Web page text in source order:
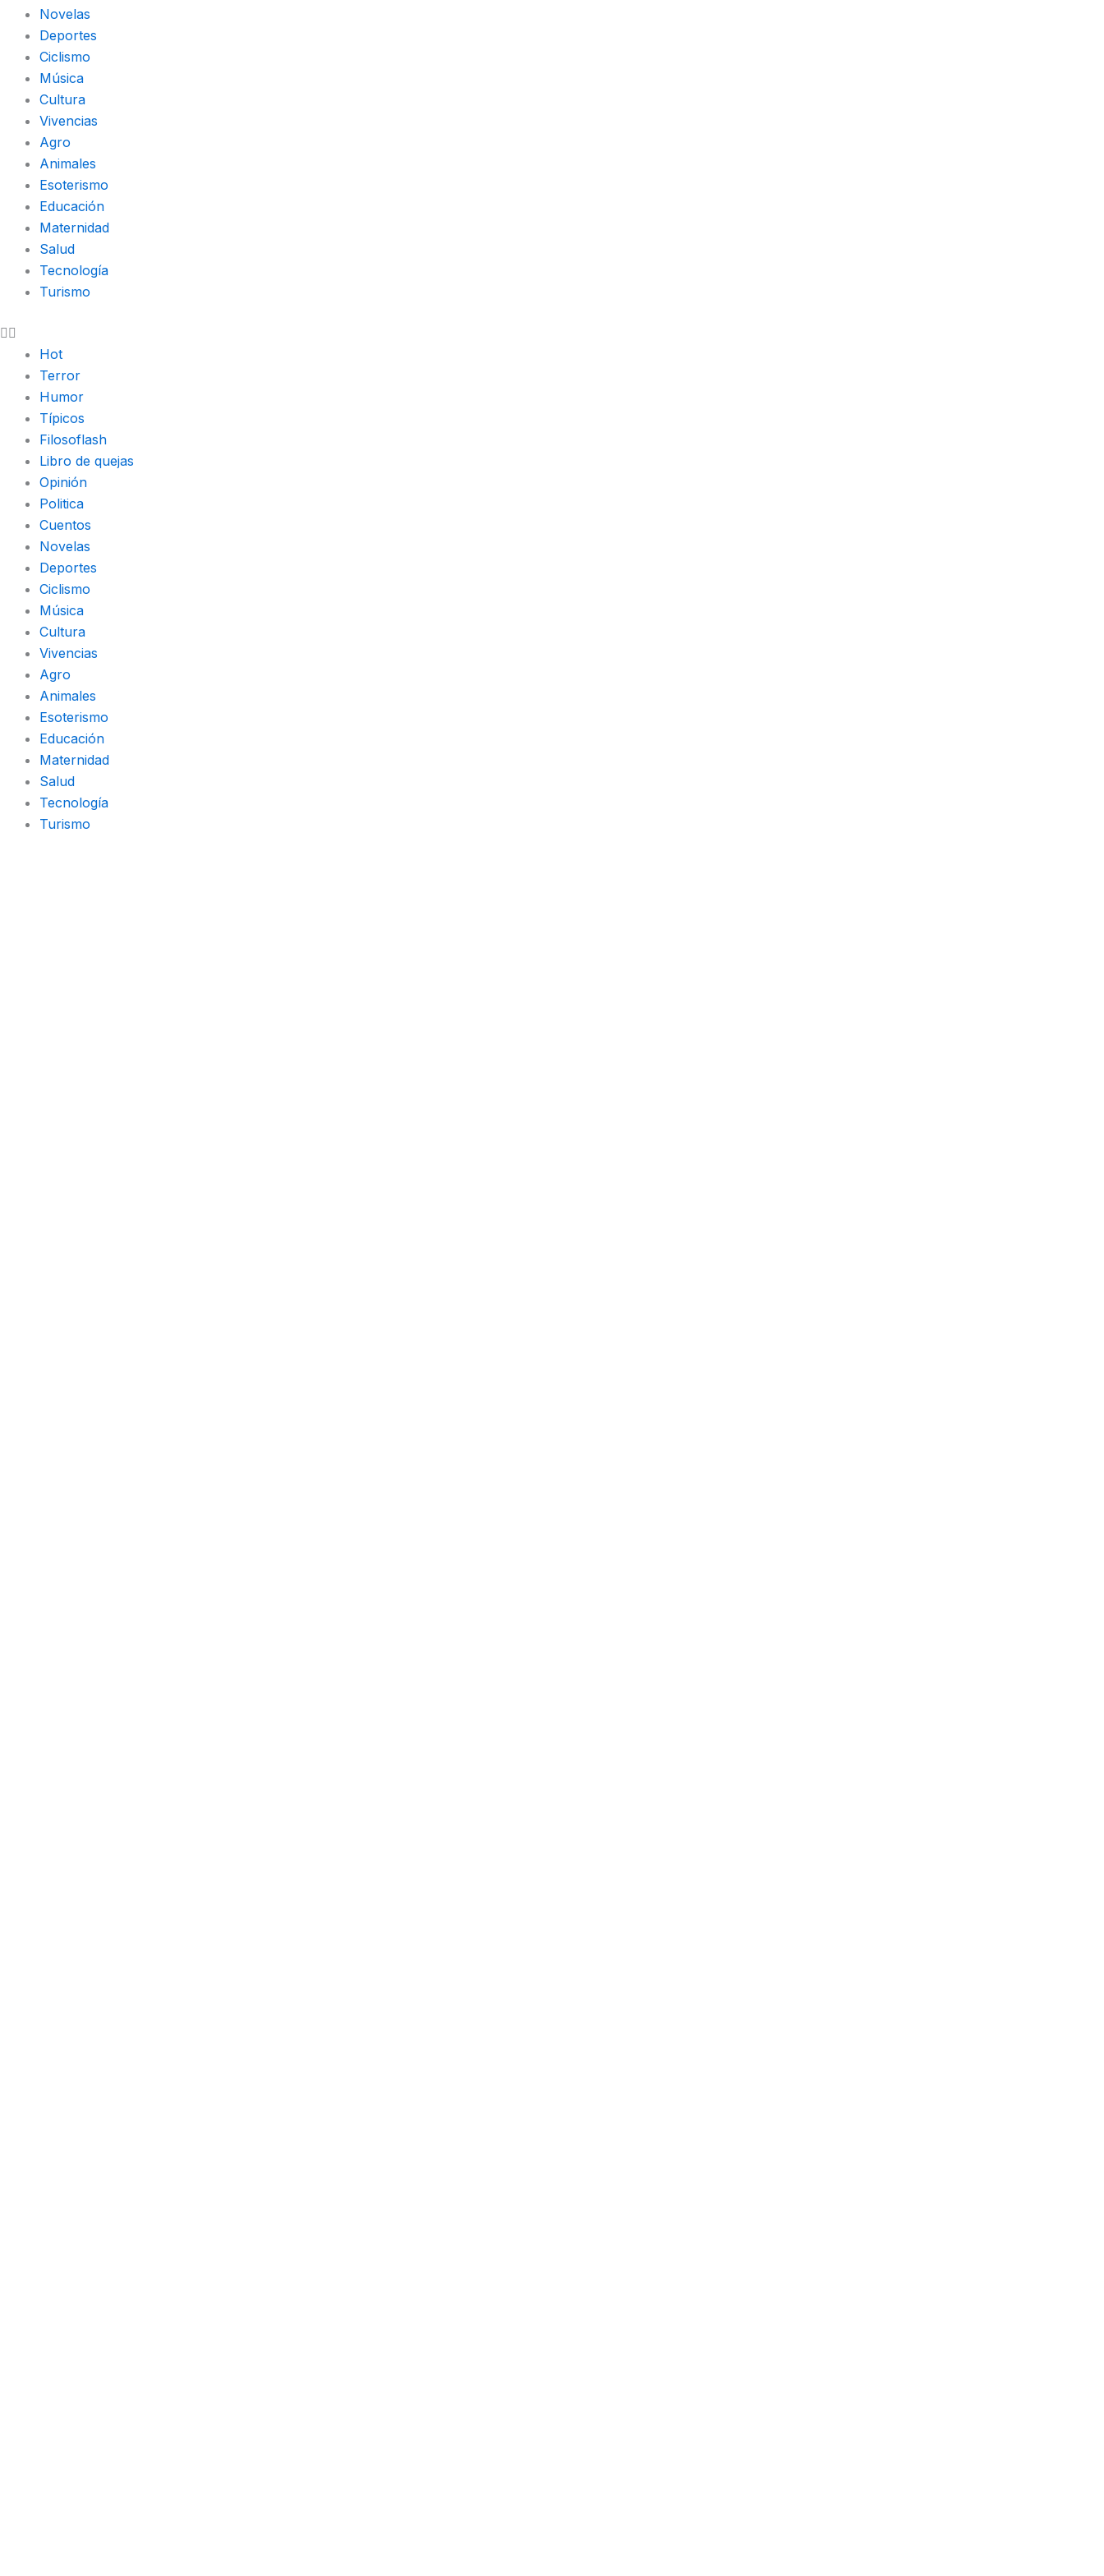
k
-
f
a
m
Novelas
Deportes
Ciclismo
Música
Cultura
Vivencias
Agro
Animales
Esoterismo
Educación
Maternidad
Salud
Tecnología
Turismo
Hot
Terror
Humor
Típicos
Filosoflash
Libro de quejas
Opinión
Politica
Cuentos
Novelas
Deportes
Ciclismo
Música
Cultura
Vivencias
Agro
Animales
Esoterismo
Educación
Maternidad
Salud
Tecnología
Turismo